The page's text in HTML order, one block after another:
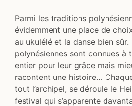
Parmi les traditions
évidemment une place de
au ukulélé et la danse bien sûr.
polynésiennes sont connues à
entier pour leur grâce mais
racontent une histoire…
tout l’archipel, se déroule le
festival qui s’apparente